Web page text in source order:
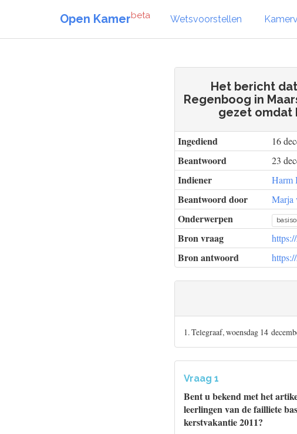
Open Kamerbeta Wetsvoorstellen
Het bericht
Regenboog in
gezet omdat
Ingediend 16
Beantwoord 23
Indiener Harm
Beantwoord door Marja
Onderwerpen
Bron vraag
Bron antwoord
1. Telegraaf, woensdag 14
Vraag 1
Bent u bekend met het
leerlingen van de failliete
kerstvakantie 2011?